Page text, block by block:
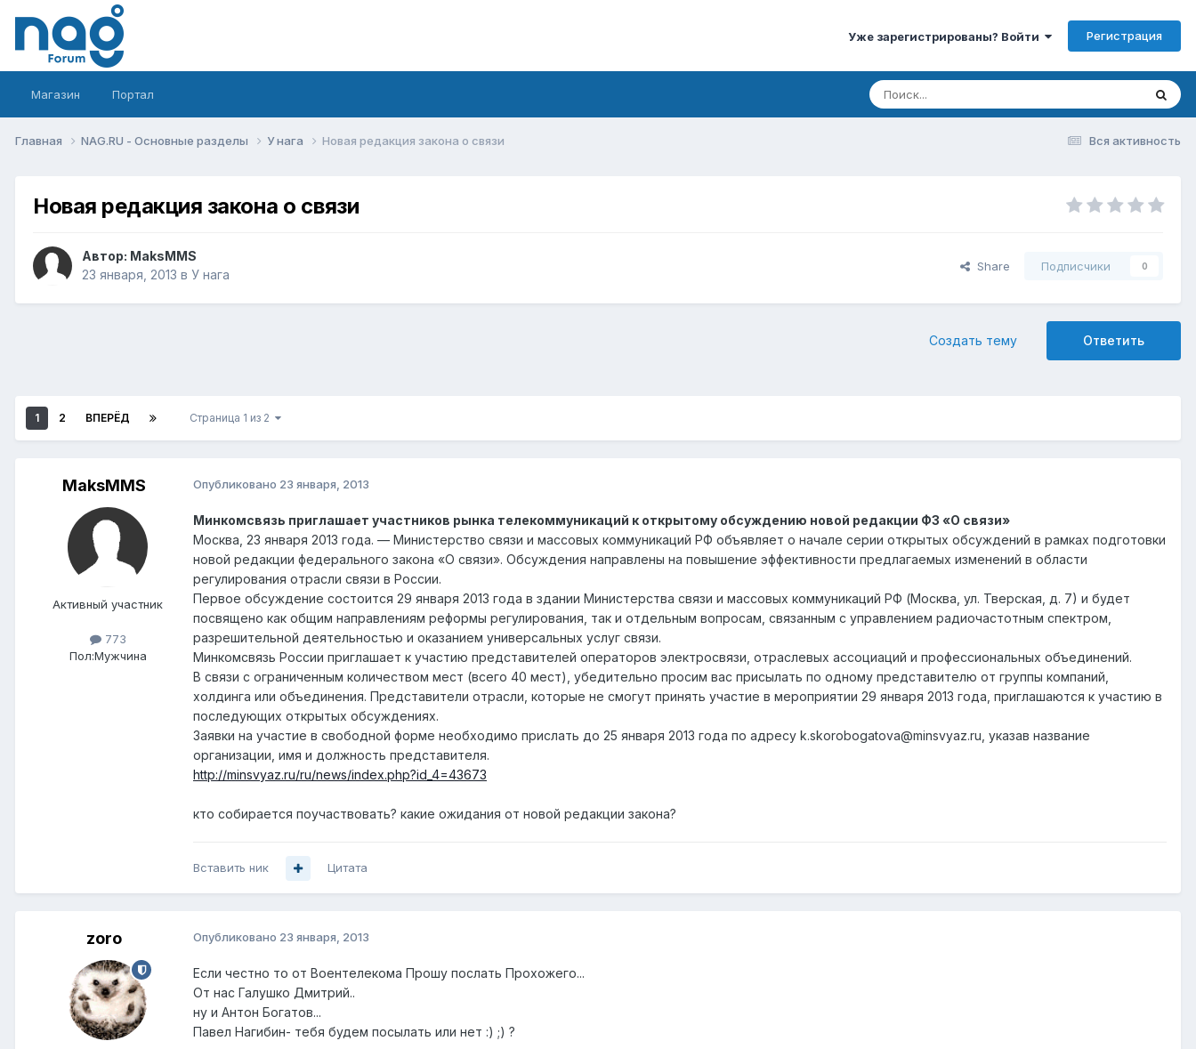
Уже зарегистрированы? Войти Регистрация
Магазин Портал
Вся активность
Главная NAG.RU - Основные разделы У нага Новая редакция закона о связи
Новая редакция закона о связи
Автор: MaksMMS
23 января, 2013 в У нага
Share Подписчики 0
Ответить
Создать тему
1 2 ВПЕРЁД Страница 1 из 2
MaksMMS
Активный участник
773
Пол:Мужчина
Опубликовано 23 января, 2013
Минкомсвязь приглашает участников рынка телекоммуникаций к открытому обсуждению новой редакции ФЗ «О связи»
Москва, 23 января 2013 года. — Министерство связи и массовых коммуникаций РФ объявляет о начале серии открытых обсуждений в рамках подготовки
новой редакции федерального закона «О связи». Обсуждения направлены на повышение эффективности предлагаемых изменений в области
регулирования отрасли связи в России.
Первое обсуждение состоится 29 января 2013 года в здании Министерства связи и массовых коммуникаций РФ (Москва, ул. Тверская, д. 7) и будет
посвящено как общим направлениям реформы регулирования, так и отдельным вопросам, связанным с управлением радиочастотным спектром,
разрешительной деятельностью и оказанием универсальных услуг связи.
Минкомсвязь России приглашает к участию представителей операторов электросвязи, отраслевых ассоциаций и профессиональных объединений.
В связи с ограниченным количеством мест (всего 40 мест), убедительно просим вас присылать по одному представителю от группы компаний,
холдинга или объединения. Представители отрасли, которые не смогут принять участие в мероприятии 29 января 2013 года, приглашаются к участию в
последующих открытых обсуждениях.
Заявки на участие в свободной форме необходимо прислать до 25 января 2013 года по адресу k.skorobogatova@minsvyaz.ru, указав название
организации, имя и должность представителя.
http://minsvyaz.ru/ru/news/index.php?id_4=43673
кто собирается поучаствовать? какие ожидания от новой редакции закона?
Вставить ник Цитата
zoro Опубликовано 23 января, 2013
Если честно то от Воентелекома Прошу послать Прохожего...
От нас Галушко Дмитрий..
ну и Антон Богатов...
Павел Нагибин- тебя будем посылать или нет :) ;) ?